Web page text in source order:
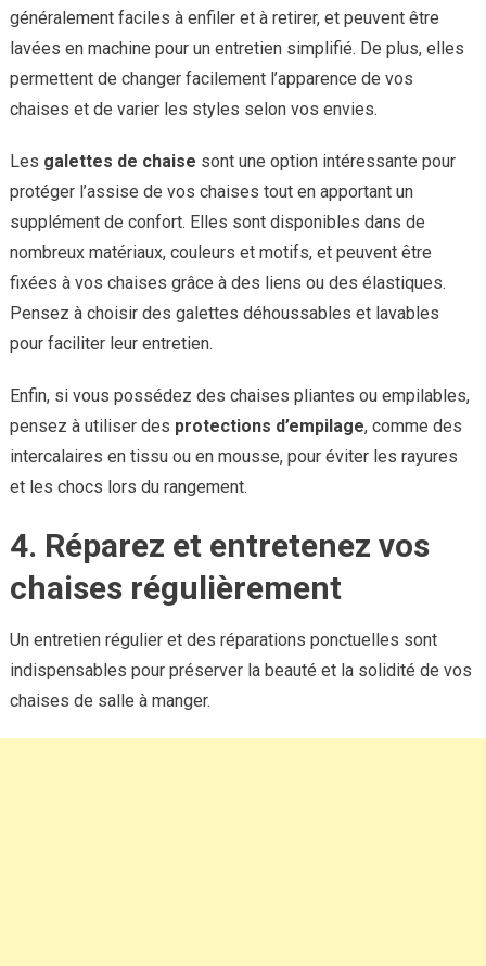
généralement faciles à enfiler et à retirer, et peuvent être
lavées en machine pour un entretien simplifié. De plus, elles
permettent de changer facilement l’apparence de vos
chaises et de varier les styles selon vos envies.
Les galettes de chaise sont une option intéressante pour
protéger l’assise de vos chaises tout en apportant un
supplément de confort. Elles sont disponibles dans de
nombreux matériaux, couleurs et motifs, et peuvent être
fixées à vos chaises grâce à des liens ou des élastiques.
Pensez à choisir des galettes déhoussables et lavables
pour faciliter leur entretien.
Enfin, si vous possédez des chaises pliantes ou empilables,
pensez à utiliser des protections d’empilage, comme des
intercalaires en tissu ou en mousse, pour éviter les rayures
et les chocs lors du rangement.
4. Réparez et entretenez vos
chaises régulièrement
Un entretien régulier et des réparations ponctuelles sont
indispensables pour préserver la beauté et la solidité de vos
chaises de salle à manger.